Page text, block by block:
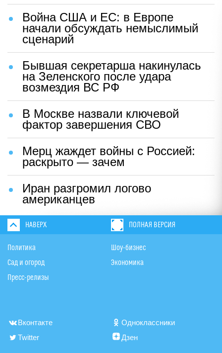
Война США и ЕС: в Европе
начали обсуждать немыслимый
сценарий
Бывшая секретарша накинулась
на Зеленского после удара
возмездия ВС РФ
В Москве назвали ключевой
фактор завершения СВО
Мерц жаждет войны с Россией:
раскрыто — зачем
Иран разгромил логово
американцев
НАВЕРХ ПОЛНАЯ ВЕРСИЯ
Политика
Сад и огород
Пресс-релизы
Шоу-бизнес
Экономика
Вконтакте
Одноклассники
Twitter
Дзен